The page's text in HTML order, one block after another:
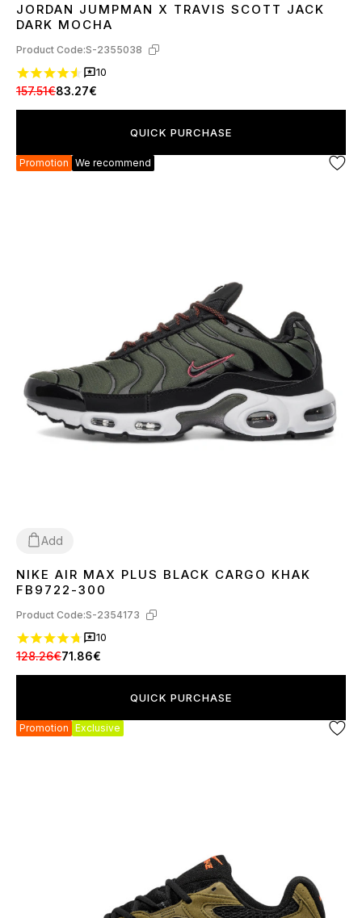
3637383940 4142
JORDAN JUMPMAN X TRAVIS SCOTT JACK
DARK MOCHA
Product Code:S-2355038
10
157.51€83.27€
QUICK PURCHASE
Promotion We recommend
Add
4142 4344
NIKE AIR MAX PLUS BLACK CARGO KHAK
FB9722-300
Product Code:S-2354173
10
128.26€71.86€
QUICK PURCHASE
Promotion Exclusive